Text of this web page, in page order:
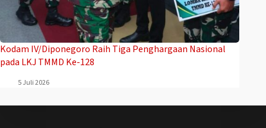
Kodam IV/Diponegoro Raih Tiga Penghargaan Nasional
pada LKJ TMMD Ke-128
5 Juli 2026